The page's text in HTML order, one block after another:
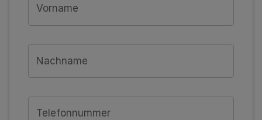
Vorname
Nachname
Telefonnummer